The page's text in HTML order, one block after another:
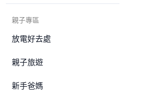
親子專區
放電好去處
親子旅遊
新手爸媽